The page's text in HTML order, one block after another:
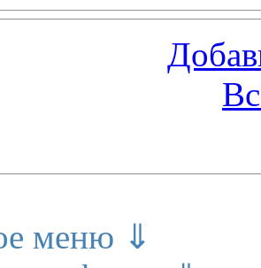
меню ⇓